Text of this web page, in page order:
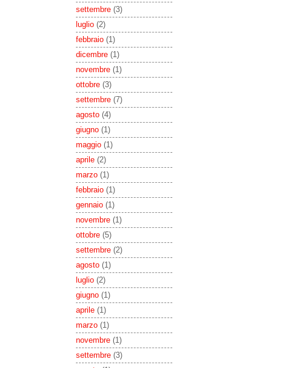
settembre (3)
luglio (2)
febbraio (1)
dicembre (1)
novembre (1)
ottobre (3)
settembre (7)
agosto (4)
giugno (1)
maggio (1)
aprile (2)
marzo (1)
febbraio (1)
gennaio (1)
novembre (1)
ottobre (5)
settembre (2)
agosto (1)
luglio (2)
giugno (1)
aprile (1)
marzo (1)
novembre (1)
settembre (3)